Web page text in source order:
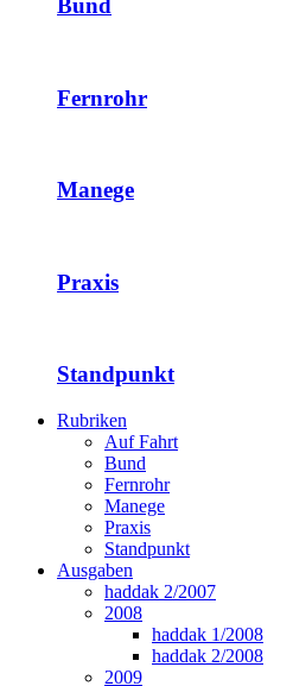
Bund
Fernrohr
Manege
Praxis
Standpunkt
Rubriken
Auf Fahrt
Bund
Fernrohr
Manege
Praxis
Standpunkt
Ausgaben
haddak 2/2007
2008
haddak 1/2008
haddak 2/2008
2009